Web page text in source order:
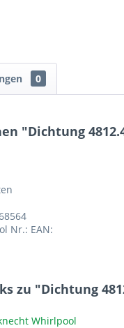
0
"Dichtung
Nr.: EAN:
zu "Dichtung
Whirlpool